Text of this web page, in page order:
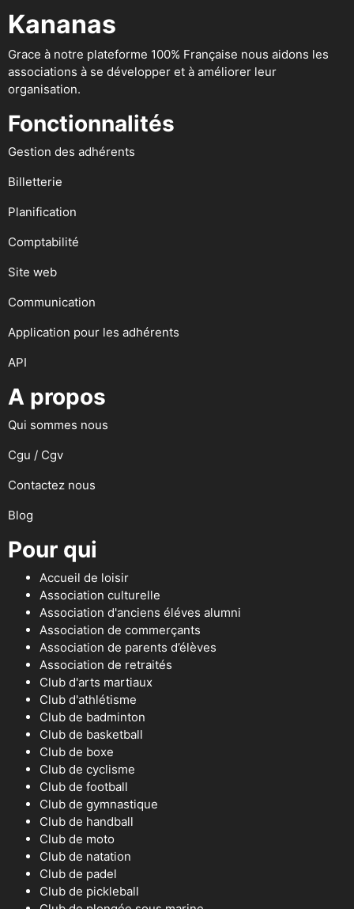
Kananas
Grace à notre plateforme 100% Française nous aidons les
associations à se développer et à améliorer leur
organisation.
Fonctionnalités
Gestion des adhérents
Billetterie
Planification
Comptabilité
Site web
Communication
Application pour les adhérents
API
A propos
Qui sommes nous
Cgu / Cgv
Contactez nous
Blog
Pour qui
Accueil de loisir
Association culturelle
Association d'anciens éléves alumni
Association de commerçants
Association de parents d’élèves
Association de retraités
Club d'arts martiaux
Club d'athlétisme
Club de badminton
Club de basketball
Club de boxe
Club de cyclisme
Club de football
Club de gymnastique
Club de handball
Club de moto
Club de natation
Club de padel
Club de pickleball